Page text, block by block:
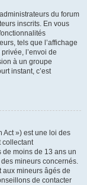
du forum
inscrits. En vous
tels que l’affichage
l’envoi de
à un groupe
instant, c’est
Act ») est une loi des
collectant
moins de 13 ans un
mineurs concernés.
aux mineurs âgés de
de contacter